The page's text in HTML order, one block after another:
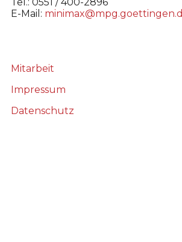
E-Mail: minimax@mpg.goettingen.d
Mitarbeit
Impressum
Datenschutz